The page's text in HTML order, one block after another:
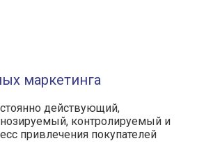
маркетинга
действующий,
контролируемый и
привлечения покупателей